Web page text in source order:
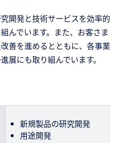
開発と技術サービスを効率的
んでいます。また、お客さま
善を進めるとともに、各事業
展にも取り組んでいます。
新規製品の研究開発
用途開発